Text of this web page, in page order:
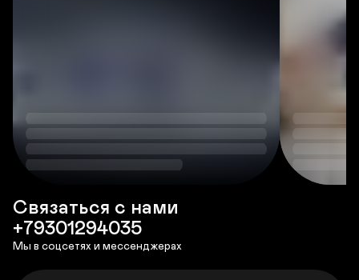
Связаться с нами
+79301294035
Мы в соцсетях и мессенджерах